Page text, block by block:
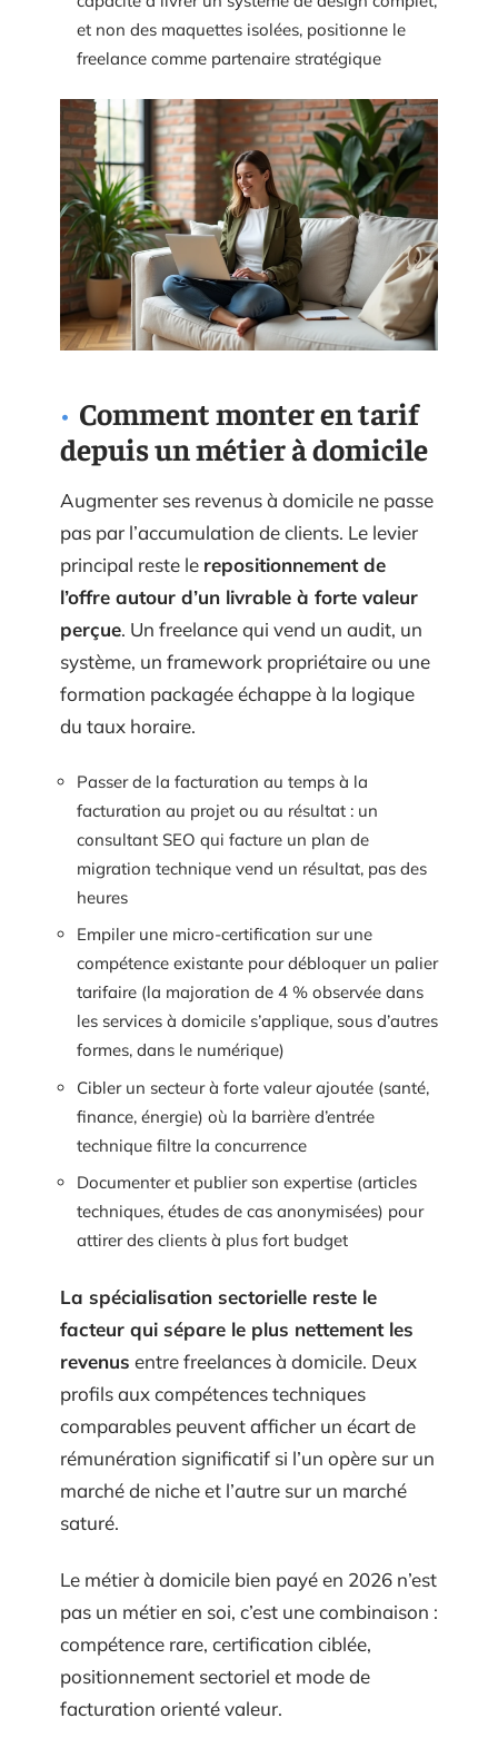
et non des maquettes isolées, positionne le
freelance comme partenaire stratégique
Comment monter en tarif
depuis un métier à domicile
Augmenter ses revenus à domicile ne passe
pas par l’accumulation de clients. Le levier
principal reste le repositionnement de
l’offre autour d’un livrable à forte valeur
perçue. Un freelance qui vend un audit, un
système, un framework propriétaire ou une
formation packagée échappe à la logique
du taux horaire.
Passer de la facturation au temps à la
facturation au projet ou au résultat : un
consultant SEO qui facture un plan de
migration technique vend un résultat, pas des
heures
Empiler une micro-certification sur une
compétence existante pour débloquer un palier
tarifaire (la majoration de 4 % observée dans
les services à domicile s’applique, sous d’autres
formes, dans le numérique)
Cibler un secteur à forte valeur ajoutée (santé,
finance, énergie) où la barrière d’entrée
technique filtre la concurrence
Documenter et publier son expertise (articles
techniques, études de cas anonymisées) pour
attirer des clients à plus fort budget
La spécialisation sectorielle reste le
facteur qui sépare le plus nettement les
revenus entre freelances à domicile. Deux
profils aux compétences techniques
comparables peuvent afficher un écart de
rémunération significatif si l’un opère sur un
marché de niche et l’autre sur un marché
saturé.
Le métier à domicile bien payé en 2026 n’est
pas un métier en soi, c’est une combinaison :
compétence rare, certification ciblée,
positionnement sectoriel et mode de
facturation orienté valeur.